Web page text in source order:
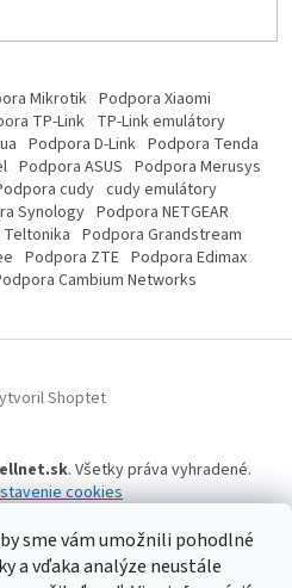
sme vám umožnili pohodlné
a vďaka analýze neustále
Mikrotik Podpora Xiaomi
TP-Link TP-Link emulátory
Podpora D-Link Podpora Tenda
Podpora ASUS Podpora Merusys
cudy cudy emulátory
Synology Podpora NETGEAR
Podpora Grandstream
Podpora ZTE Podpora Edimax
Cambium Networks
Shoptet
. Všetky práva vyhradené.
cookies
WELLNET, s.r.o.,IČO: 36484610,